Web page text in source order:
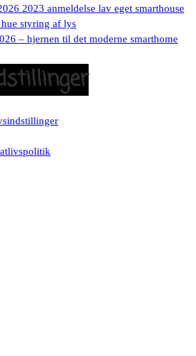
– hjernen til det moderne smarthome